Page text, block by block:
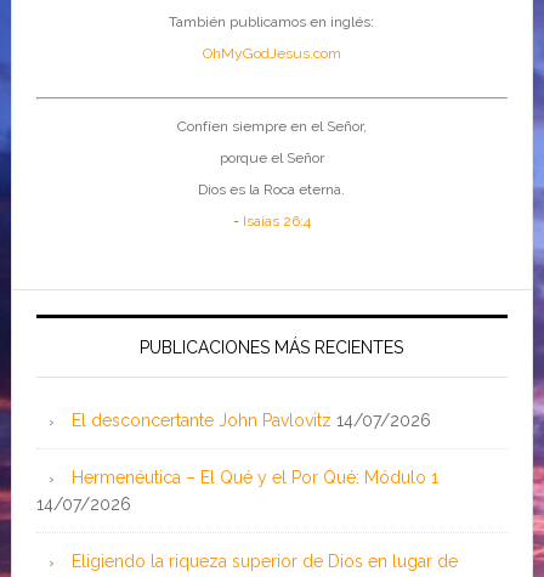
También publicamos en inglés:
OhMyGodJesus.com
Confíen siempre en el Señor,
porque el Señor
Dios es la Roca eterna.
- Isaías 26:4
PUBLICACIONES MÁS RECIENTES
El desconcertante John Pavlovitz 14/07/2026
Hermenéutica – El Qué y el Por Qué: Módulo 1
14/07/2026
Eligiendo la riqueza superior de Dios en lugar de